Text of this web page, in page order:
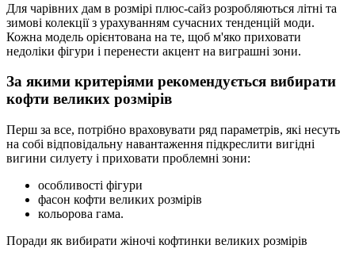
Для чарівних дам в розмірі плюс-сайз розробляються літні та
зимові колекції з урахуванням сучасних тенденцій моди.
Кожна модель орієнтована на те, щоб м'яко приховати
недоліки фігури і перенести акцент на виграшні зони.
За якими критеріями рекомендується вибирати
кофти великих розмірів
Перш за все, потрібно враховувати ряд параметрів, які несуть
на собі відповідальну навантаження підкреслити вигідні
вигини силуету і приховати проблемні зони:
особливості фігури
фасон кофти великих розмірів
кольорова гама.
Поради як вибирати жіночі кофтинки великих розмірів